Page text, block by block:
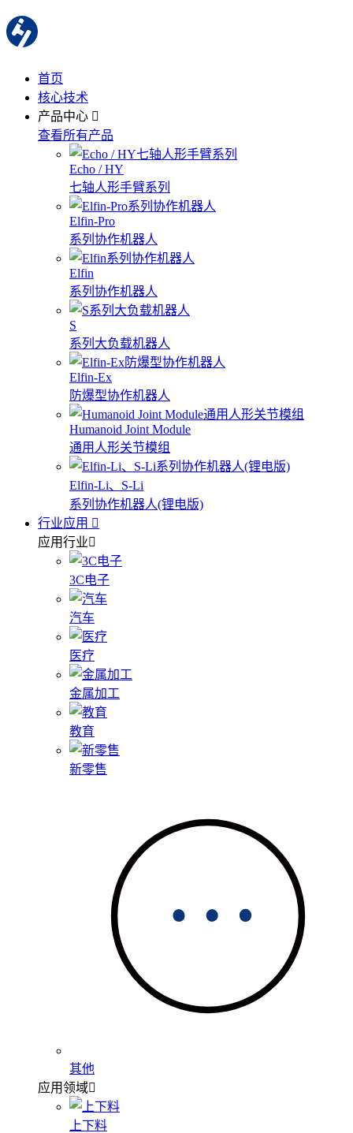
首页
核心技术
产品中心
查看所有产品
Echo / HY
七轴人形手臂系列
Elfin-Pro
系列协作机器人
Elfin
系列协作机器人
S
系列大负载机器人
Elfin-Ex
防爆型协作机器人
Humanoid Joint Module
通用人形关节模组
Elfin-Li、S-Li
系列协作机器人(锂电版)
行业应用
应用行业
3C电子
汽车
医疗
金属加工
教育
新零售
其他
应用领域
上下料